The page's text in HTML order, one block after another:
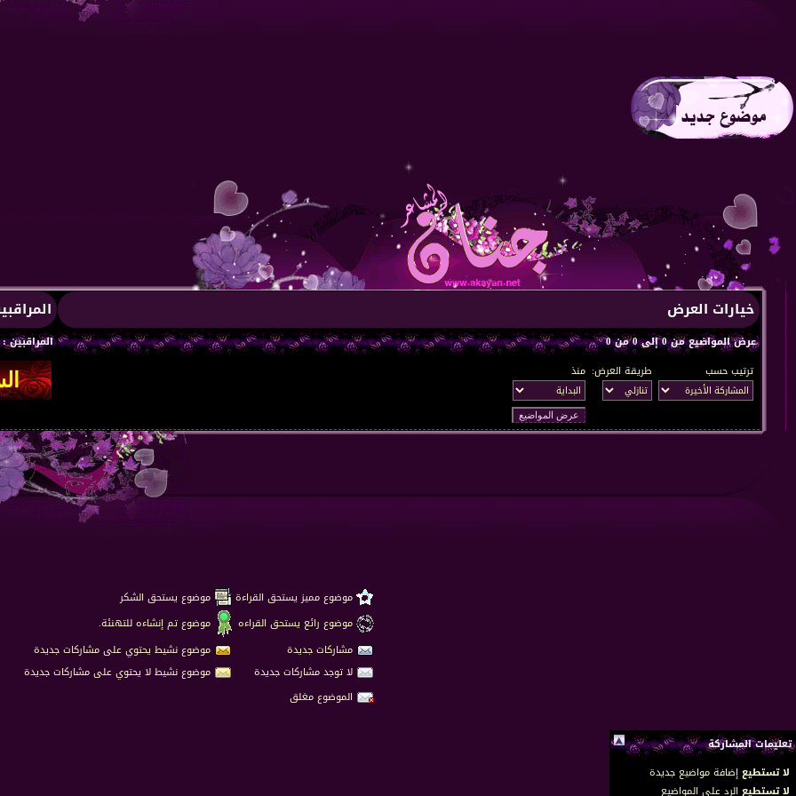
خيارات العرض
عرض المواضيع من 0 إلى 0 من 0
المراقبين : 1
ترتيب حسب
طريقة العرض: منذ
موضوع مميز يستحق القراءة
موضوع يستحق الشكر
موضوع رائع يستحق القراءه
موضوع تم إنشاءه للتهنئة.
مشاركات جديدة
موضوع نشيط يحتوي على مشاركات جديدة
لا توجد مشاركات جديدة
موضوع نشيط لا يحتوي على مشاركات جديدة
الموضوع مغلق
تعليمات المشاركة
لا تستطيعإضافة مواضيع جديدة
لا تستطيع الرد على المواضيع